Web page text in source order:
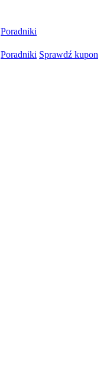
Poradniki
Poradniki Sprawdź kupon